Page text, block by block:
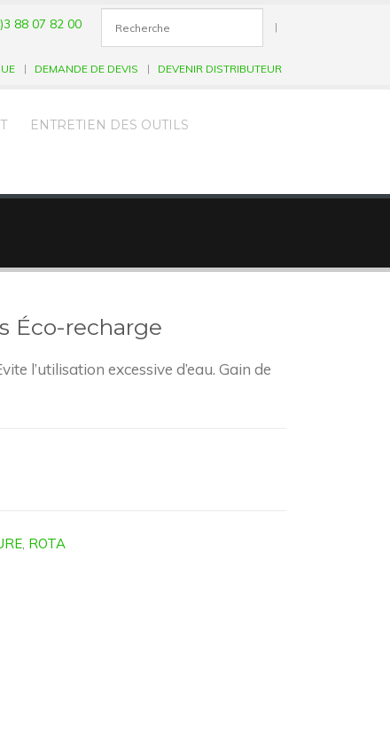
88 07 82 00 |
DEMANDE DE DEVIS DEVENIR DISTRIBUTEUR
ENTRETIEN DES OUTILS
Éco-recharge
l’utilisation excessive d’eau. Gain de
, ROTA